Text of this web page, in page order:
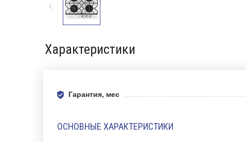
Характеристики
Гарантия, мес
ОСНОВНЫЕ ХАРАКТЕРИСТИКИ